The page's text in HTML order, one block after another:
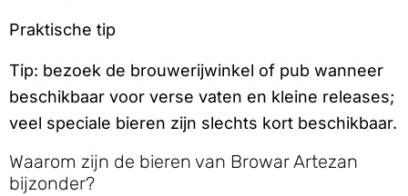
Praktische tip
Tip: bezoek de brouwerijwinkel of pub wanneer
beschikbaar voor verse vaten en kleine releases;
veel speciale bieren zijn slechts kort beschikbaar.
Waarom zijn de bieren van Browar Artezan
bijzonder?